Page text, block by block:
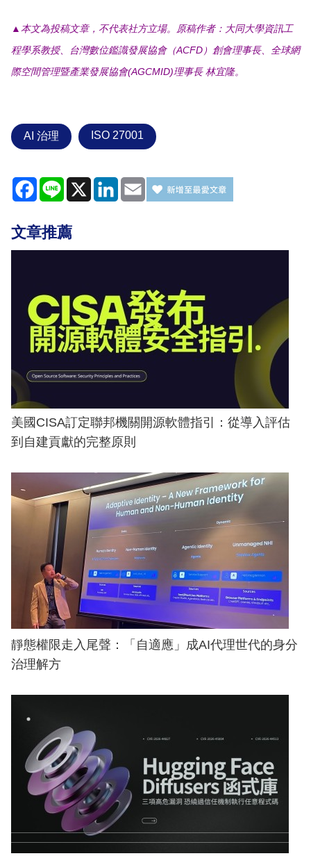
▲本文為投稿文章，不代表社方立場。原稿作者：大同大學資訊工
程學系教授、台灣數位鑑識發展協會（ACFD）創會理事長、全球網
際空間管理暨產業發展協會(AGCMID)理事長 林宜隆。
AI 治理 ISO 27001
Facebook
Line X LinkedIn
Email
文章推薦
美國CISA訂定聯邦機關開源軟體指引：從導入評估
到自建貢獻的完整原則
靜態權限走入尾聲：「自適應」成AI代理世代的身分
治理解方